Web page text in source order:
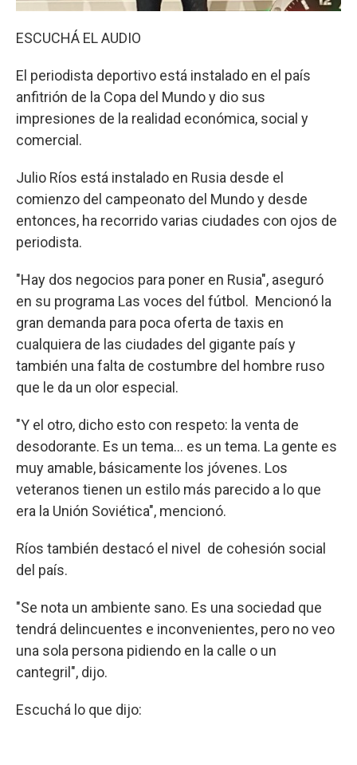
ESCUCHÁ EL AUDIO
El periodista deportivo está instalado en el país
anfitrión de la Copa del Mundo y dio sus
impresiones de la realidad económica, social y
comercial.
Julio Ríos está instalado en Rusia desde el
comienzo del campeonato del Mundo y desde
entonces, ha recorrido varias ciudades con ojos de
periodista.
"Hay dos negocios para poner en Rusia", aseguró
en su programa Las voces del fútbol. Mencionó la
gran demanda para poca oferta de taxis en
cualquiera de las ciudades del gigante país y
también una falta de costumbre del hombre ruso
que le da un olor especial.
"Y el otro, dicho esto con respeto: la venta de
desodorante. Es un tema... es un tema. La gente es
muy amable, básicamente los jóvenes. Los
veteranos tienen un estilo más parecido a lo que
era la Unión Soviética", mencionó.
Ríos también destacó el nivel de cohesión social
del país.
"Se nota un ambiente sano. Es una sociedad que
tendrá delincuentes e inconvenientes, pero no veo
una sola persona pidiendo en la calle o un
cantegril", dijo.
Escuchá lo que dijo: